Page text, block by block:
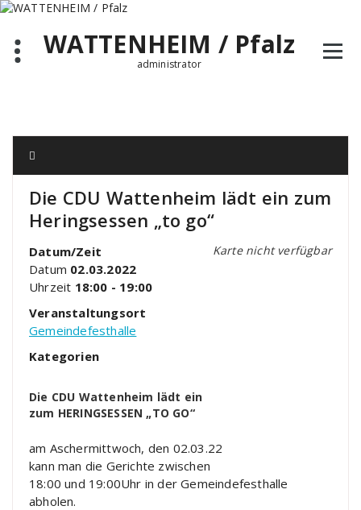
Zum
springenWATTENHEIM / Pfalz
administrator
Die CDU Wattenheim lädt ein zum
Heringsessen „to go“
Karte nicht verfügbar
Datum/Zeit
Datum 02.03.2022
Uhrzeit 18:00 - 19:00
Veranstaltungsort
Gemeindefesthalle
Kategorien
Die CDU Wattenheim lädt ein
zum HERINGSESSEN „TO GO“
am Aschermittwoch, den 02.03.22
kann man die Gerichte zwischen
18:00 und 19:00Uhr in derGemeindefesthalle
abholen.